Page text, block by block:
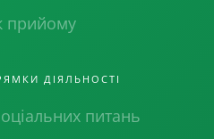
прийому
ДІЯЛЬНОСТІ
питань